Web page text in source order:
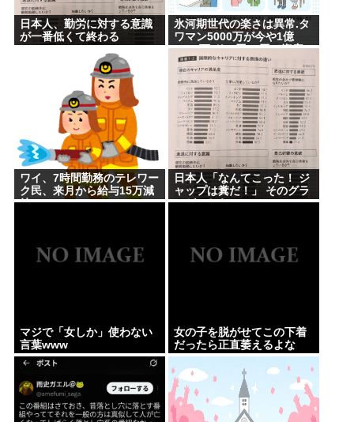
日本人、勤労に対する意識
が一番低くて終わる
氷河期世代の楽さは異常.タ
ワマン5000万が今や1億
5000万.ドル円80円で資産
形成.マジで楽な世代だった
な
ワイ、7時間勤務のテレワー
ク民、来月から給与15万減
給
日本人「なんてこった！ ジ
ャップは糞だ！」 そのグラ
フがこちら。
マジで「女しか」使わない
言葉www
女の子を脱がせてこの下着
だったら正直萎えるよな